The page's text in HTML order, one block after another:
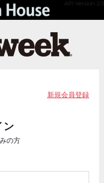
API Version 2.0
新規会員登録
ン
の方